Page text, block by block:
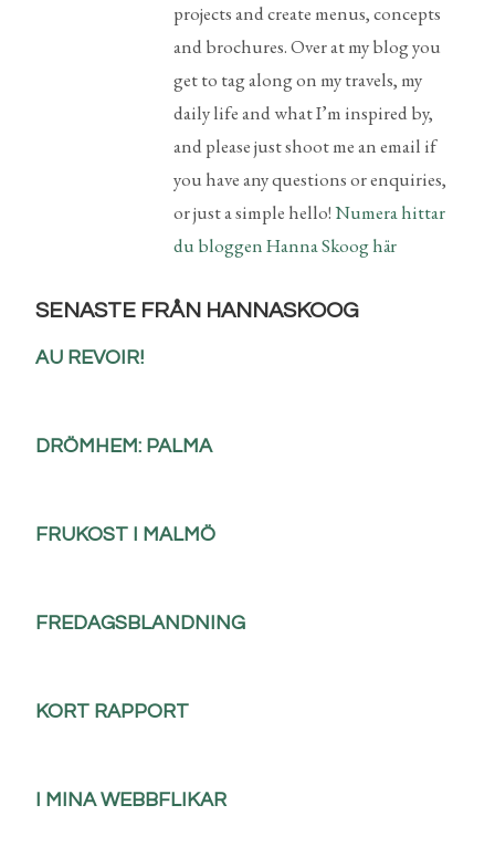
projects and create menus, concepts
and brochures. Over at my blog you
get to tag along on my travels, my
daily life and what I’m inspired by,
and please just shoot me an email if
you have any questions or enquiries,
or just a simple hello!Numera hittar
du bloggen Hanna Skoog här
SENASTE FRÅN HANNASKOOG
AU REVOIR!
DRÖMHEM: PALMA
FRUKOST I MALMÖ
FREDAGSBLANDNING
KORT RAPPORT
I MINA WEBBFLIKAR